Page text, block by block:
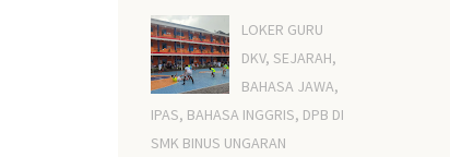
LOKER GURU
DKV, SEJARAH,
BAHASA JAWA,
IPAS, BAHASA INGGRIS, DPB DI
SMK BINUS UNGARAN